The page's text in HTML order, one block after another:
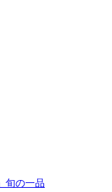
旬の一品